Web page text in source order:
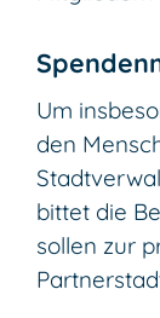
Um
den
bittet die
sollen zur